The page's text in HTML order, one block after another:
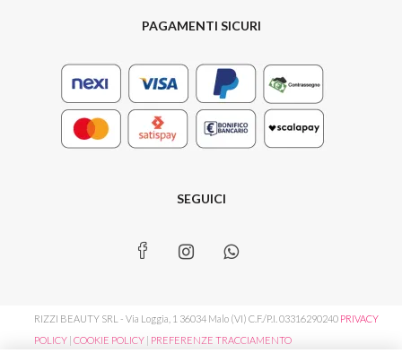
PAGAMENTI SICURI
SEGUICI
RIZZI BEAUTY SRL - Via Loggia, 1 36034 Malo (VI) C.F./P.I. 03316290240 PRIVACY
POLICY COOKIE POLICY PREFERENZE TRACCIAMENTO